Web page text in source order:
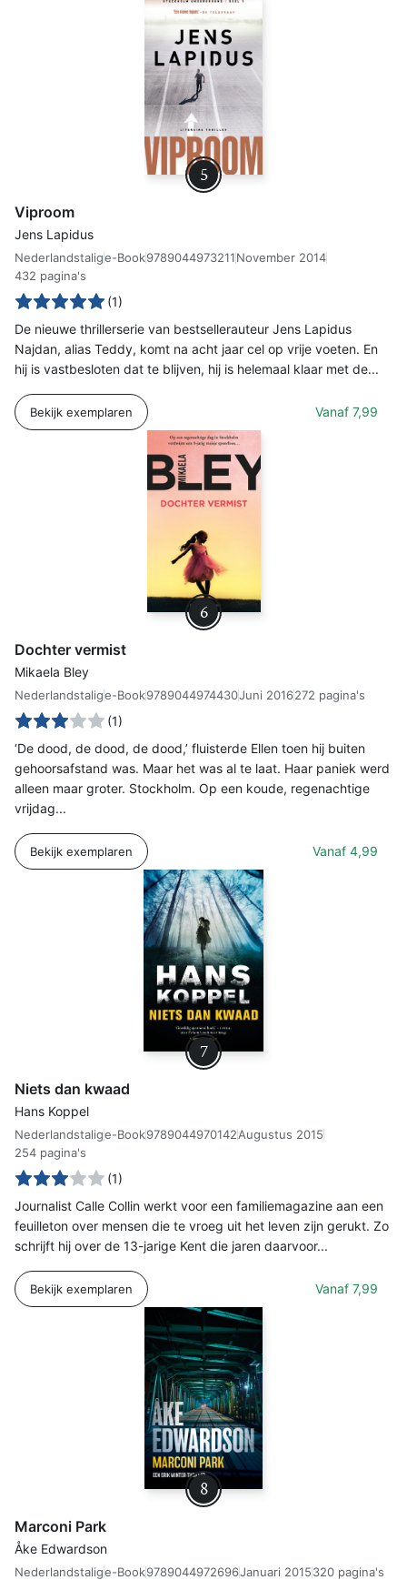
5
Viproom
Jens Lapidus
Nederlandstalige-Book9789044973211November 2014
432 pagina's
(1)
De nieuwe thrillerserie van bestsellerauteur Jens Lapidus
Najdan, alias Teddy, komt na acht jaar cel op vrije voeten. En
hij is vastbesloten dat te blijven, hij is helemaal klaar met de...
Vanaf 7,99
Bekijk exemplaren
6
Dochter vermist
Mikaela Bley
Nederlandstalige-Book9789044974430Juni 2016272 pagina's
(1)
‘De dood, de dood, de dood,’ fluisterde Ellen toen hij buiten
gehoorsafstand was. Maar het was al te laat. Haar paniek werd
alleen maar groter. Stockholm. Op een koude, regenachtige
vrijdag...
Vanaf 4,99
Bekijk exemplaren
7
Niets dan kwaad
Hans Koppel
Nederlandstalige-Book9789044970142Augustus 2015
254 pagina's
(1)
Journalist Calle Collin werkt voor een familiemagazine aan een
feuilleton over mensen die te vroeg uit het leven zijn gerukt. Zo
schrijft hij over de 13-jarige Kent die jaren daarvoor...
Vanaf 7,99
Bekijk exemplaren
8
Marconi Park
Åke Edwardson
Nederlandstalige-Book9789044972696Januari 2015320 pagina's